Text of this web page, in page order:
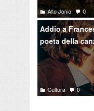
Alto Jonio 0
Addio a
poeta della
Cultura 0